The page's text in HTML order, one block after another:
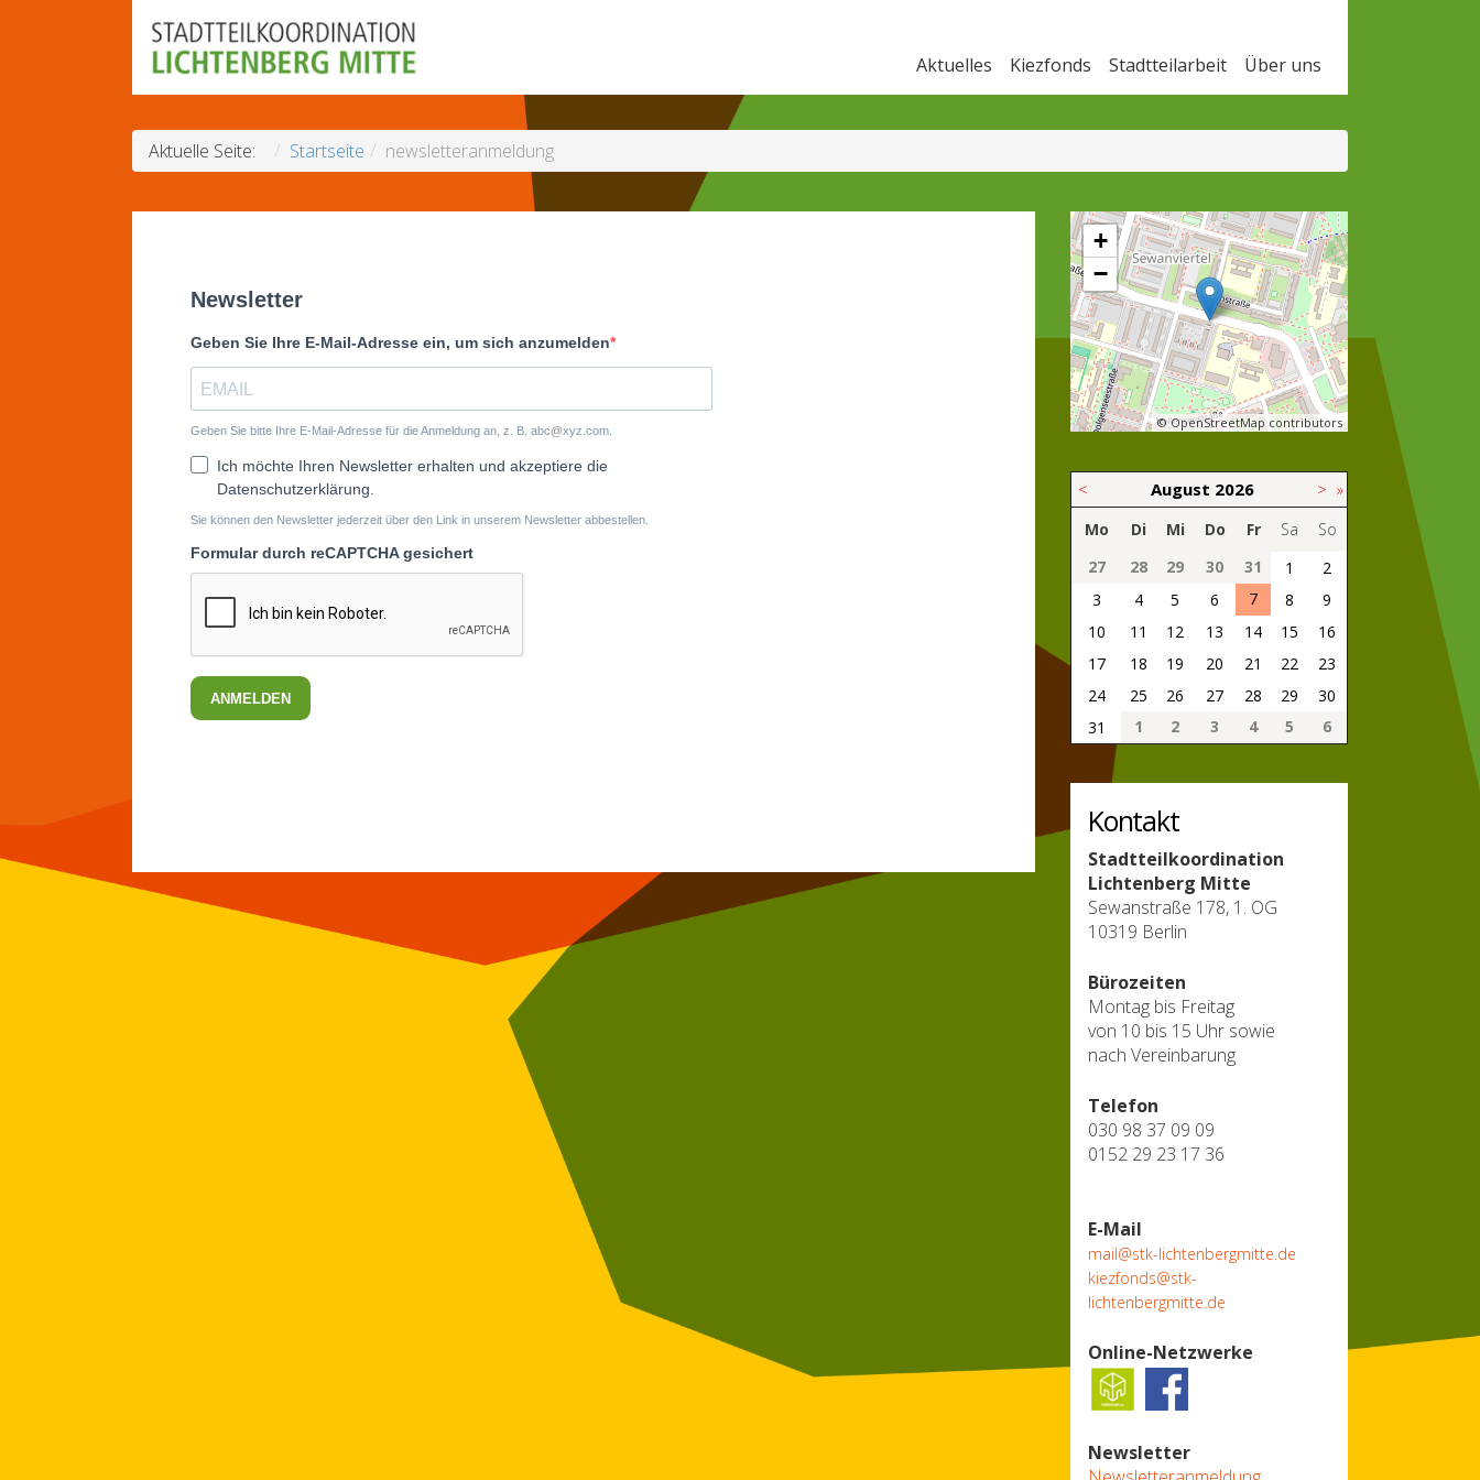
Aktuelles Kiezfonds Stadtteilarbeit Über uns
Aktuelle Seite: Startseite newsletteranmeldung
+
−
© OpenStreetMap contributors
< August 2026 > »
Mo Di Mi Do Fr Sa
So
27
28 29 30 31 1
2
3
4 5 6 7 8
9
10
11 12 13 14 15
16
17
18 19 20 21 22
23
24
25 26 27 28 29
30
31
1 2 3 4 5 6
Kontakt
Stadtteilkoordination
Lichtenberg Mitte
Sewanstraße 178, 1. OG
10319 Berlin
Bürozeiten
Montag bis Freitag
von 10 bis 15 Uhr sowie
nach Vereinbarung
Telefon
030 98 37 09 09
0152 29 23 17 36
E-Mail
mail@stk-lichtenbergmitte.de
kiezfonds@stk-
lichtenbergmitte.de
Online-Netzwerke
Newsletter